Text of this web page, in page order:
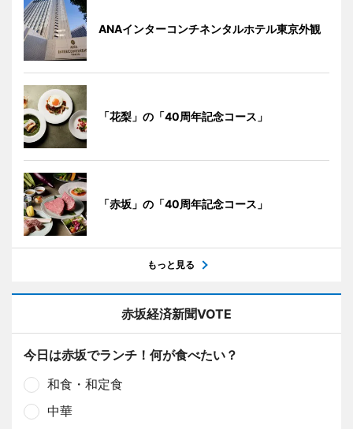
ANAインターコンチネンタルホテル東京外観
「花梨」の「40周年記念コース」
「赤坂」の「40周年記念コース」
もっと見る
赤坂経済新聞VOTE
今日は赤坂でランチ！何が食べたい？
和食・和定食
中華